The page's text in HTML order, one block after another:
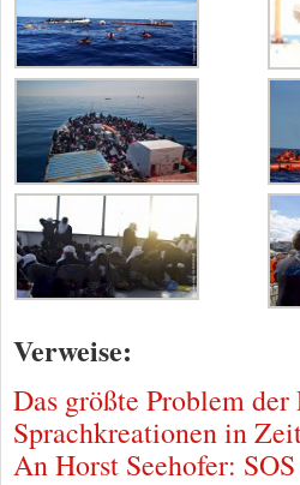
Verweise:
Das größte Problem
Sprachkreationen in
An Horst Seehofer: